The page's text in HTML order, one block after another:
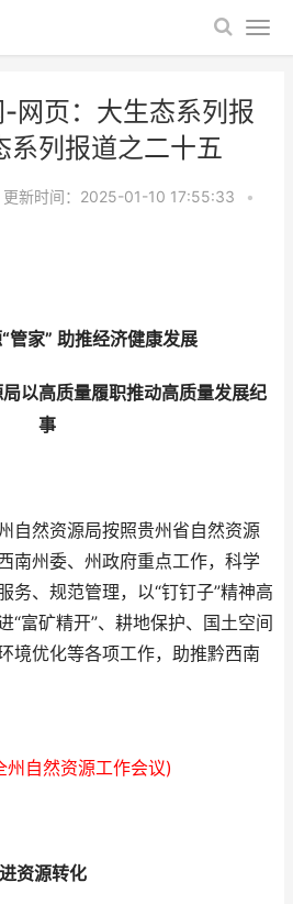
网页：大生态系列报
系列报道之二十五
更新时间：2025-01-10 17:55:33
•
管家” 助推经济健康发展
以高质量履职推动高质量发展纪
事
然资源局按照贵州省自然资源
南州委、州政府重点工作，科学
务、规范管理，以“钉钉子”精神高
“富矿精开”、耕地保护、国土空间
境优化等各项工作，助推黔西南
自然资源工作会议)
资源转化